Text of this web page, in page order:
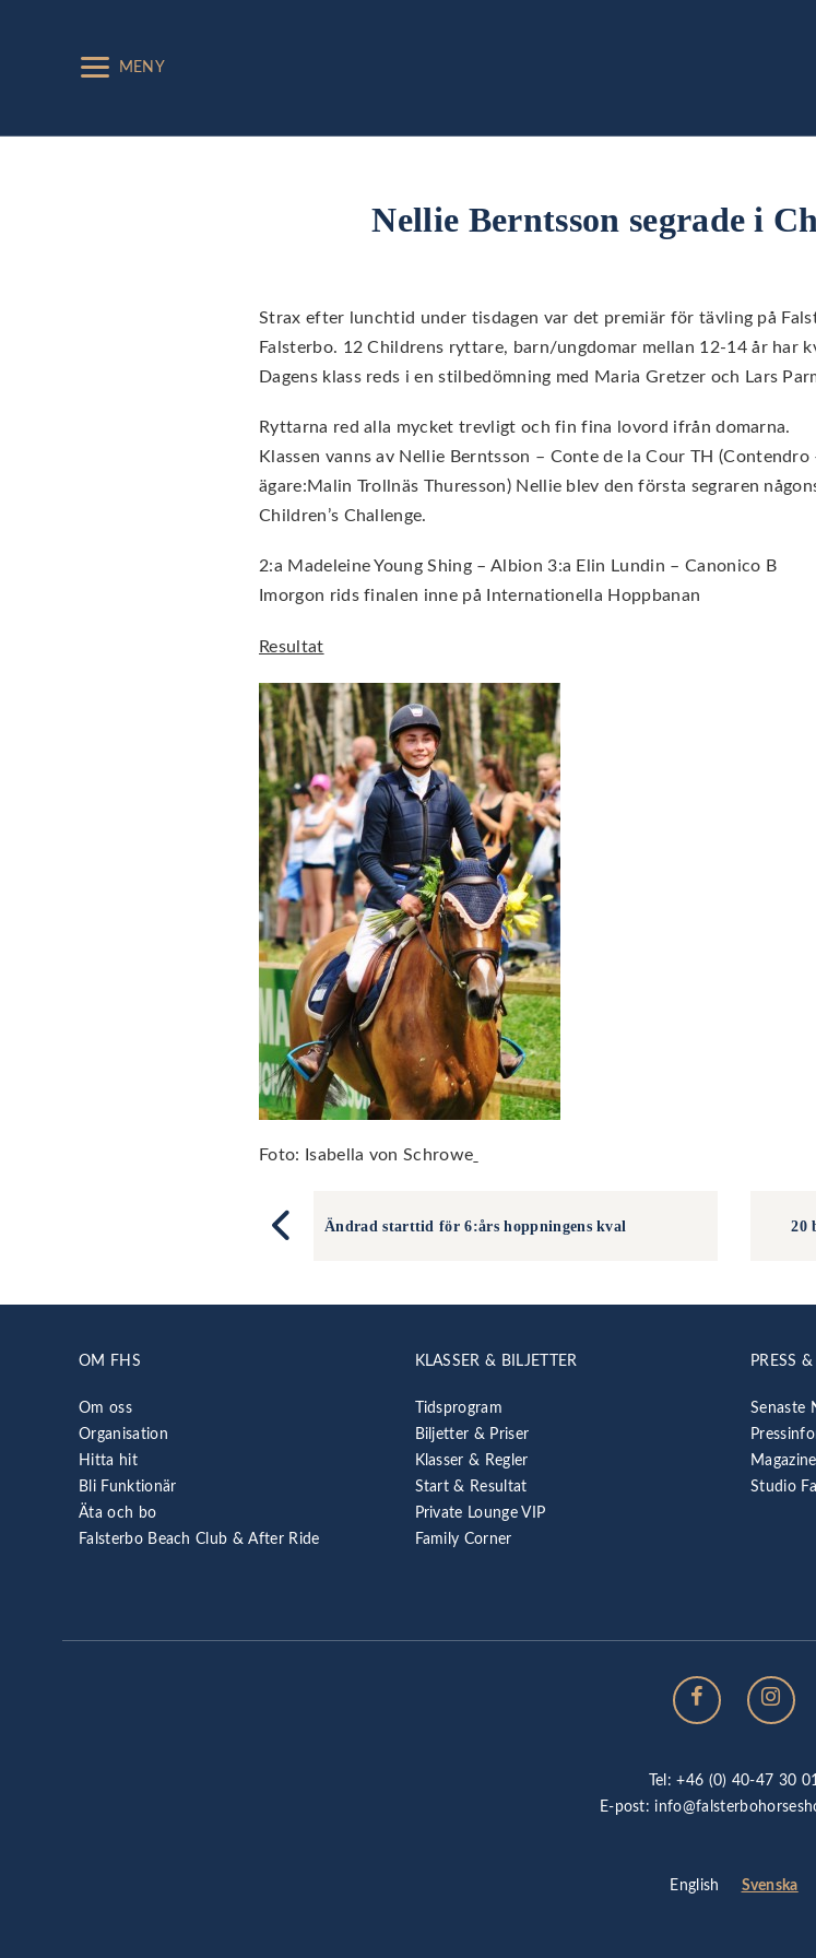
MENY
Nellie Berntsson segrade i
Strax efter lunchtid under tisdagen var det premiär för tävling på
Falsterbo. 12 Childrens ryttare, barn/ungdomar mellan 12-14 år har
Dagens klass reds i en stilbedömning med Maria Gretzer och Lars
Ryttarna red alla mycket trevligt och fin fina lovord ifrån domarna.
Klassen vanns av Nellie Berntsson – Conte de la Cour TH
ägare:Malin Trollnäs Thuresson) Nellie blev den första segraren
Children’s Challenge.
2:a Madeleine Young Shing – Albion 3:a Elin Lundin – Canonico B
Imorgon rids finalen inne på Internationella Hoppbanan
Resultat
Foto: Isabella von Schrowe
Ändrad starttid för 6:års hoppningens kval 20
OM FHS
Om oss
Organisation
Hitta hit
Bli Funktionär
Äta och bo
Falsterbo Beach Club & After Ride
KLASSER & BILJETTER
Tidsprogram
Biljetter & Priser
Klasser & Regler
Start & Resultat
Private Lounge VIP
Family Corner
PRESS
Senaste
Magazine
Studio
Tel: +46 (0) 40-47 30
E-post:
English Svenska